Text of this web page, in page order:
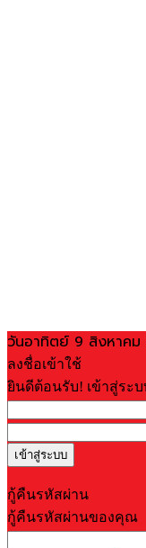
วันอาทิตย์ 9 สิงหาค
ลงชื่อเข้าใช้
ยินดีต้อนรับ! เข้าสู่ร
กู้คืนรหัสผ่าน
กู้คืนรหัสผ่านของคุณ